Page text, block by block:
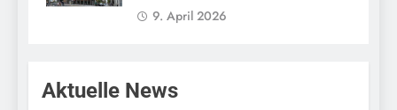
9. April 2026
Aktuelle News